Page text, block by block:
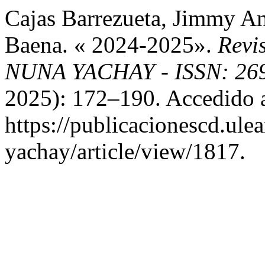
Cajas Barrezueta, Jimmy
Baena. « 2024-2025».
NUNA YACHAY - ISSN:
2025): 172–190. Accedido
https://
yachay/article/view/1817.